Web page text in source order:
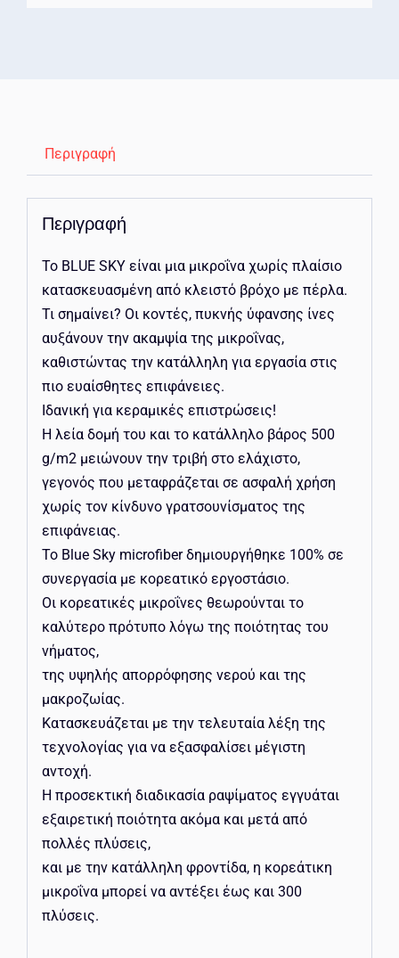
Περιγραφή
Περιγραφή
Το BLUE SKY είναι μια μικροΐνα χωρίς πλαίσιο
κατασκευασμένη από κλειστό βρόχο με πέρλα.
Τι σημαίνει? Οι κοντές, πυκνής ύφανσης ίνες
αυξάνουν την ακαμψία της μικροΐνας,
καθιστώντας την κατάλληλη για εργασία στις
πιο ευαίσθητες επιφάνειες.
Ιδανική για κεραμικές επιστρώσεις!
Η λεία δομή του και το κατάλληλο βάρος 500
g/m2 μειώνουν την τριβή στο ελάχιστο,
γεγονός που μεταφράζεται σε ασφαλή χρήση
χωρίς τον κίνδυνο γρατσουνίσματος της
επιφάνειας.
Το Blue Sky microfiber δημιουργήθηκε 100% σε
συνεργασία με κορεατικό εργοστάσιο.
Οι κορεατικές μικροΐνες θεωρούνται το
καλύτερο πρότυπο λόγω της ποιότητας του
νήματος,
της υψηλής απορρόφησης νερού και της
μακροζωίας.
Κατασκευάζεται με την τελευταία λέξη της
τεχνολογίας για να εξασφαλίσει μέγιστη
αντοχή.
Η προσεκτική διαδικασία ραψίματος εγγυάται
εξαιρετική ποιότητα ακόμα και μετά από
πολλές πλύσεις,
και με την κατάλληλη φροντίδα, η κορεάτικη
μικροΐνα μπορεί να αντέξει έως και 300
πλύσεις.